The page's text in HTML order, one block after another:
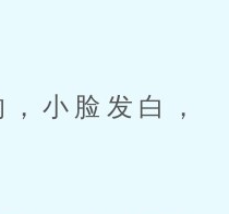
小脸发白，